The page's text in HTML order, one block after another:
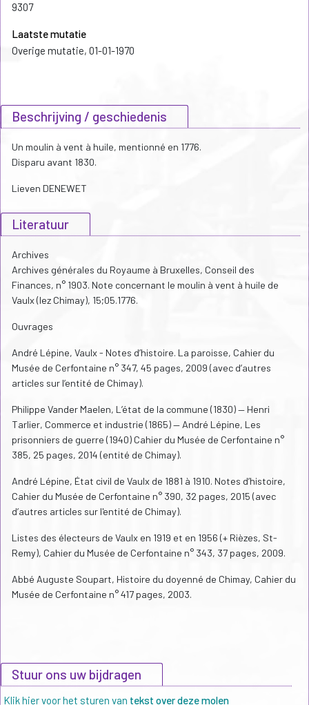
9307
Laatste mutatie
Overige mutatie, 01-01-1970
Beschrijving / geschiedenis
Un moulin à vent à huile, mentionné en 1776.
Disparu avant 1830.
Lieven DENEWET
Literatuur
Archives
Archives générales du Royaume à Bruxelles, Conseil des
Finances, n° 1903. Note concernant le moulin à vent à huile de
Vaulx (lez Chimay), 15;05.1776.
Ouvrages
André Lépine, Vaulx - Notes d’histoire. La paroisse, Cahier du
Musée de Cerfontaine n° 347, 45 pages, 2009 (avec d’autres
articles sur l’entité de Chimay).
Philippe Vander Maelen, L’état de la commune (1830) — Henri
Tarlier, Commerce et industrie (1865) — André Lépine, Les
prisonniers de guerre (1940) Cahier du Musée de Cerfontaine n°
385, 25 pages, 2014 (entité de Chimay).
André Lépine, État civil de Vaulx de 1881 à 1910. Notes d’histoire,
Cahier du Musée de Cerfontaine n° 390, 32 pages, 2015 (avec
d’autres articles sur l'entité de Chimay).
Listes des électeurs de Vaulx en 1919 et en 1956 (+ Rièzes, St-
Remy), Cahier du Musée de Cerfontaine n° 343, 37 pages, 2009.
Abbé Auguste Soupart, Histoire du doyenné de Chimay, Cahier du
Musée de Cerfontaine n° 417 pages, 2003.
Stuur ons uw bijdragen
Klik hier voor het sturen van tekst over deze molen